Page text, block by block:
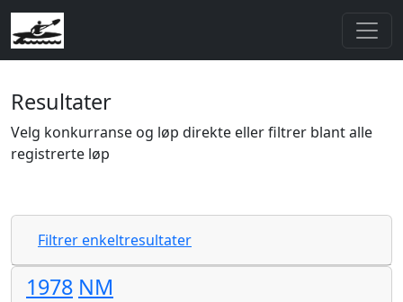
Resultater
Velg konkurranse og løp direkte eller filtrer blant alle
registrerte løp
Filtrer enkeltresultater
1978 NM